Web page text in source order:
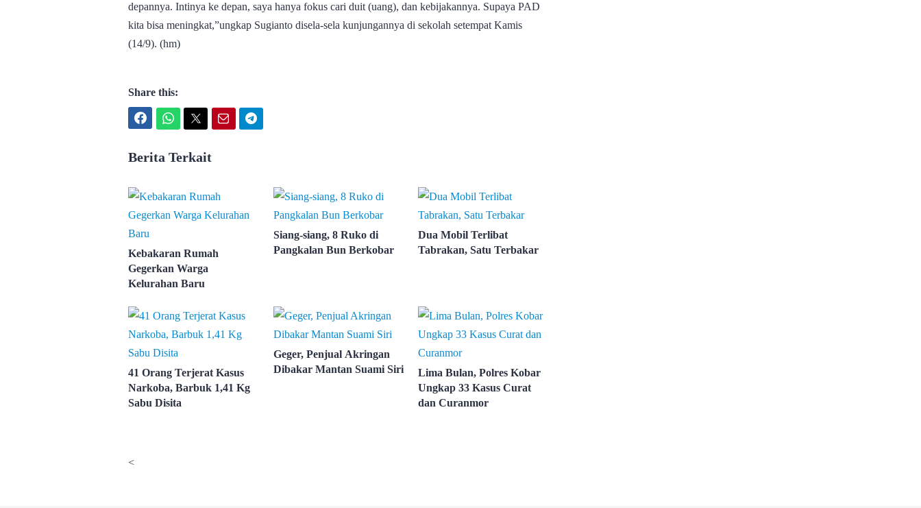
depannya. Intinya ke depan, saya hanya fokus cari duit (uang), dan kebijakannya. Supaya PAD
kita bisa meningkat,”ungkap Sugianto disela-sela kunjungannya di sekolah setempat Kamis
(14/9). (hm)
Share this:
Berita Terkait
Kebakaran Rumah
Gegerkan Warga
Kelurahan Baru
Siang-siang, 8 Ruko di
Pangkalan Bun Berkobar
Dua Mobil Terlibat
Tabrakan, Satu Terbakar
41 Orang Terjerat Kasus
Narkoba, Barbuk 1,41 Kg
Sabu Disita
Geger, Penjual Akringan
Dibakar Mantan Suami Siri
Lima Bulan, Polres Kobar
Ungkap 33 Kasus Curat
dan Curanmor
<